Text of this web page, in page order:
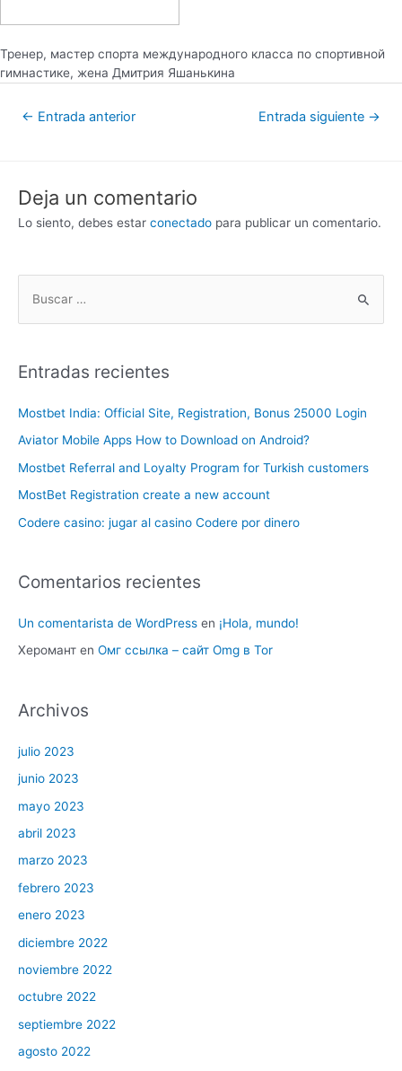
Тренер, мастер спорта международного класса по спортивной
гимнастике, жена Дмитрия Яшанькина
← Entrada anterior Entrada siguiente →
Deja un comentario
Lo siento, debes estar conectado para publicar un comentario.
Entradas recientes
Mostbet India: Official Site, Registration, Bonus 25000 Login
Aviator Mobile Apps How to Download on Android?
Mostbet Referral and Loyalty Program for Turkish customers
MostBet Registration create a new account
Codere casino: jugar al casino Codere por dinero
Comentarios recientes
Un comentarista de WordPress en ¡Hola, mundo!
Херомант en Омг ссылка – сайт Omg в Tor
Archivos
julio 2023
junio 2023
mayo 2023
abril 2023
marzo 2023
febrero 2023
enero 2023
diciembre 2022
noviembre 2022
octubre 2022
septiembre 2022
agosto 2022